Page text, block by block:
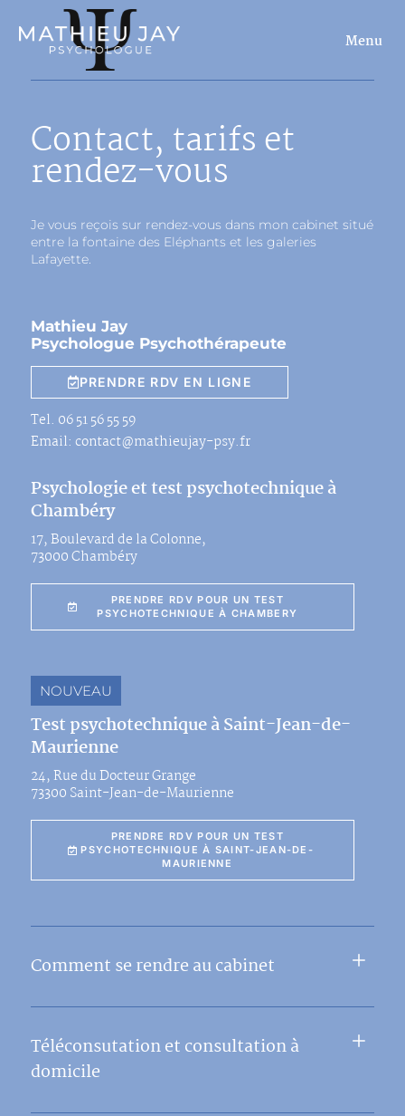
contenu
Menu
Contact, tarifs et
rendez-vous
Je vous reçois sur rendez-vous dans mon cabinet situé
entre la fontaine des Eléphants et les galeries
Lafayette.
Mathieu Jay
Psychologue Psychothérapeute
PRENDRE RDV EN LIGNE
Tel. 06 51 56 55 59
Email: contact@mathieujay-psy.fr
Psychologie et test psychotechnique à
Chambéry
17, Boulevard de la Colonne,
73000 Chambéry
PRENDRE RDV POUR UN TEST
PSYCHOTECHNIQUE À CHAMBERY
NOUVEAU
Test psychotechnique à Saint-Jean-de-
Maurienne
24, Rue du Docteur Grange
73300 Saint-Jean-de-Maurienne
PRENDRE RDV POUR UN TEST
PSYCHOTECHNIQUE À SAINT-JEAN-DE-
MAURIENNE
Comment se rendre au cabinet
Téléconsutation et consultation à
domicile